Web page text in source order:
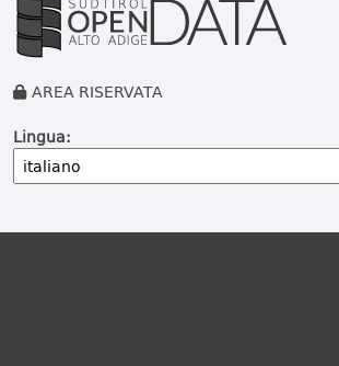
AREA RISERVATA
Lingua